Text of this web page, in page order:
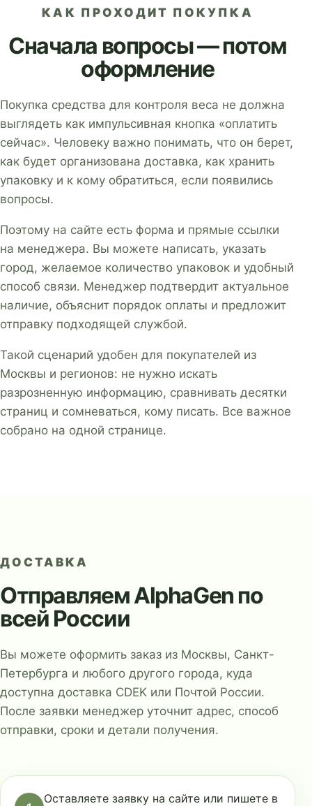
КАК ПРОХОДИТ ПОКУПКА
Сначала вопросы — потом
оформление
Покупка средства для контроля веса не должна
выглядеть как импульсивная кнопка «оплатить
сейчас». Человеку важно понимать, что он берет,
как будет организована доставка, как хранить
упаковку и к кому обратиться, если появились
вопросы.
Поэтому на сайте есть форма и прямые ссылки
на менеджера. Вы можете написать, указать
город, желаемое количество упаковок и удобный
способ связи. Менеджер подтвердит актуальное
наличие, объяснит порядок оплаты и предложит
отправку подходящей службой.
Такой сценарий удобен для покупателей из
Москвы и регионов: не нужно искать
разрозненную информацию, сравнивать десятки
страниц и сомневаться, кому писать. Все важное
собрано на одной странице.
ДОСТАВКА
Отправляем AlphaGen по
всей России
Вы можете оформить заказ из Москвы, Санкт-
Петербурга и любого другого города, куда
доступна доставка CDEK или Почтой России.
После заявки менеджер уточнит адрес, способ
отправки, сроки и детали получения.
Оставляете заявку на сайте или пишете в